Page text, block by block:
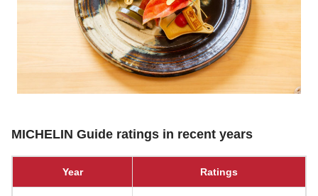
MICHELIN Guide ratings in recent years
Year Ratings